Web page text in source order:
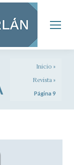
Inicio »
Revista »
Página 9